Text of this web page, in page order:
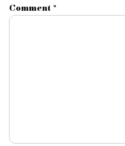
Comment *